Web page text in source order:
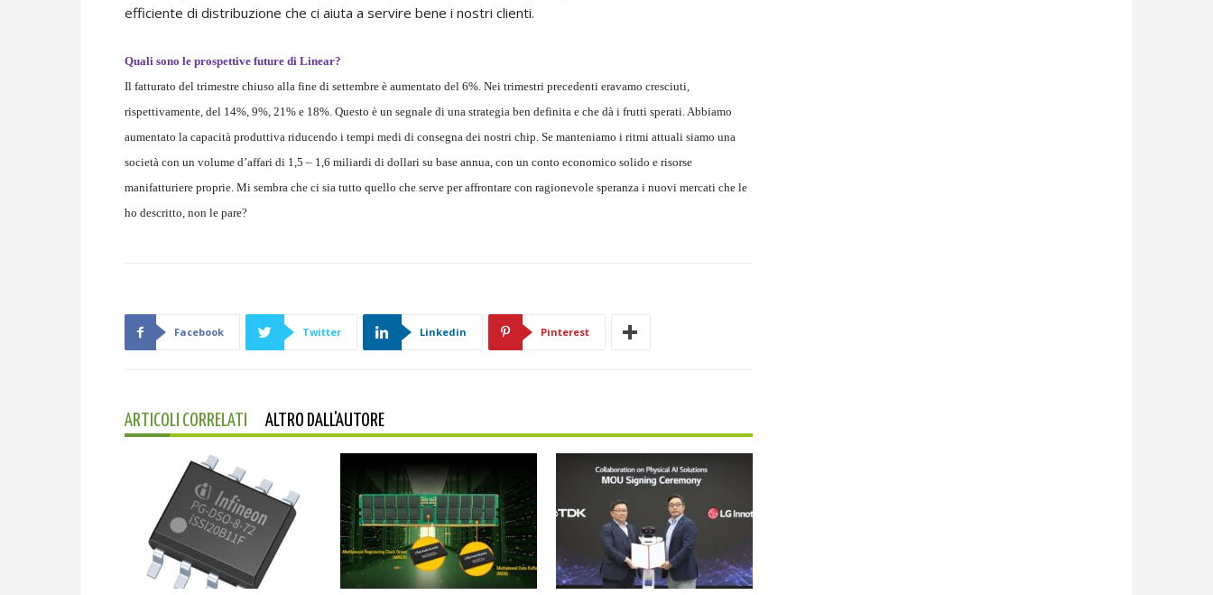
efficiente di distribuzione che ci aiuta a servire bene i nostri clienti.
Quali sono le prospettive future di Linear?
Il fatturato del trimestre chiuso alla fine di settembre è aumentato del 6%. Nei trimestri precedenti eravamo cresciuti,
rispettivamente, del 14%, 9%, 21% e 18%. Questo è un segnale di una strategia ben definita e che dà i frutti sperati. Abbiamo
aumentato la capacità produttiva riducendo i tempi medi di consegna dei nostri chip. Se manteniamo i ritmi attuali siamo una
società con un volume d’affari di 1,5 – 1,6 miliardi di dollari su base annua, con un conto economico solido e risorse
manifatturiere proprie. Mi sembra che ci sia tutto quello che serve per affrontare con ragionevole speranza i nuovi mercati che le
ho descritto, non le pare?
Facebook Twitter Linkedin Pinterest
ARTICOLI CORRELATI ALTRO DALL'AUTORE